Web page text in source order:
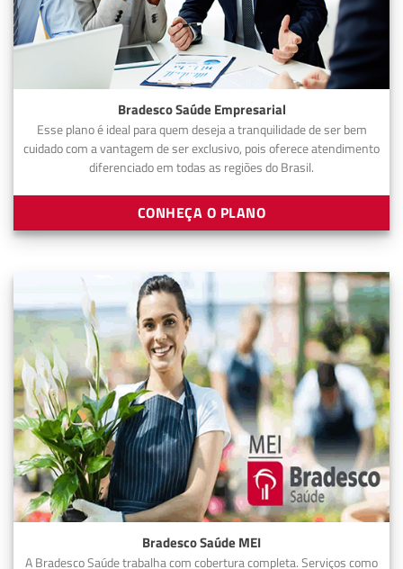
Bradesco Saúde Empresarial
Esse plano é ideal para quem deseja a tranquilidade de ser bem
cuidado com a vantagem de ser exclusivo, pois oferece atendimento
diferenciado em todas as regiões do Brasil.
CONHEÇA O PLANO
Bradesco Saúde MEI
A Bradesco Saúde trabalha com cobertura completa. Serviços como